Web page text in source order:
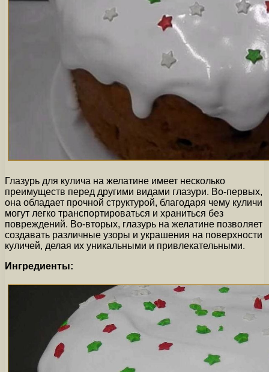
Глазурь для кулича на желатине имеет несколько
преимуществ перед другими видами глазури. Во-первых,
она обладает прочной структурой, благодаря чему куличи
могут легко транспортироваться и храниться без
повреждений. Во-вторых, глазурь на желатине позволяет
создавать различные узоры и украшения на поверхности
куличей, делая их уникальными и привлекательными.
Ингредиенты: